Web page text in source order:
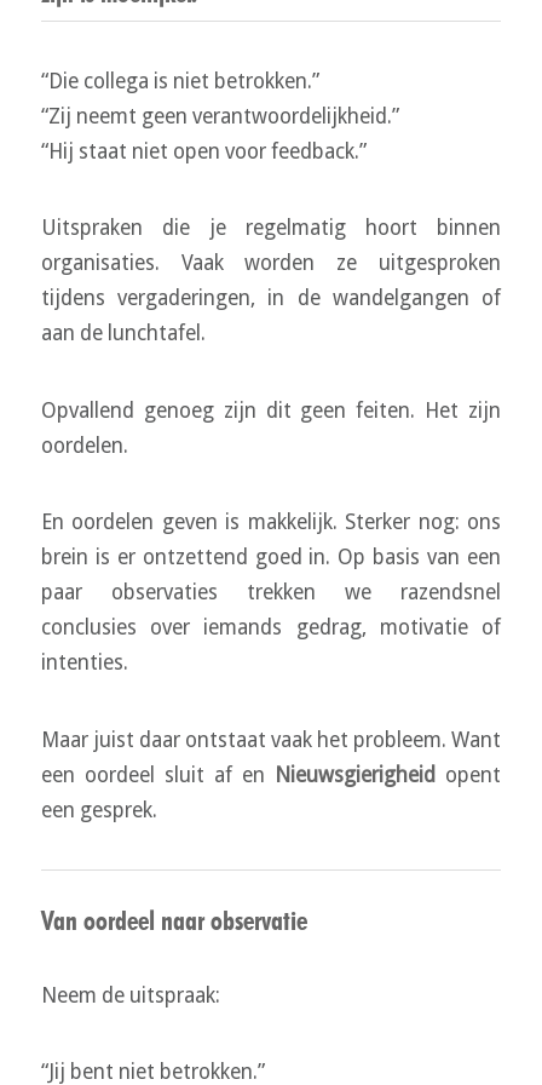
“Die collega is niet betrokken.”
“Zij neemt geen verantwoordelijkheid.”
“Hij staat niet open voor feedback.”
Uitspraken die je regelmatig hoort binnen
organisaties. Vaak worden ze uitgesproken
tijdens vergaderingen, in de wandelgangen of
aan de lunchtafel.
Opvallend genoeg zijn dit geen feiten. Het zijn
oordelen.
En oordelen geven is makkelijk. Sterker nog: ons
brein is er ontzettend goed in. Op basis van een
paar observaties trekken we razendsnel
conclusies over iemands gedrag, motivatie of
intenties.
Maar juist daar ontstaat vaak het probleem. Want
een oordeel sluit af en Nieuwsgierigheid opent
een gesprek.
Van oordeel naar observatie
Neem de uitspraak:
“Jij bent niet betrokken.”